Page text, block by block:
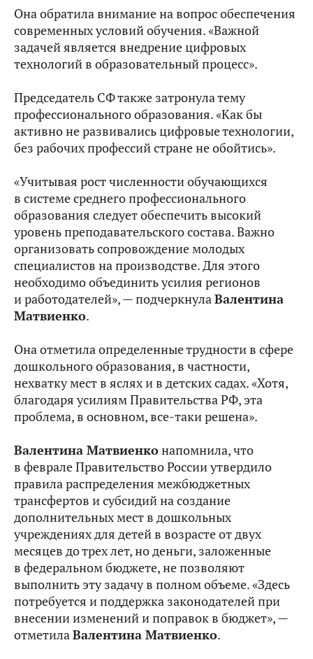
Она обратила внимание на вопрос обеспечения
современных условий обучения. «Важной
задачей является внедрение цифровых
технологий в образовательный процесс».
Председатель СФ также затронула тему
профессионального образования. «Как бы
активно не развивались цифровые технологии,
без рабочих профессий стране не обойтись».
«Учитывая рост численности обучающихся
в системе среднего профессионального
образования следует обеспечить высокий
уровень преподавательского состава. Важно
организовать сопровождение молодых
специалистов на производстве. Для этого
необходимо объединить усилия регионов
и работодателей», — подчеркнула Валентина
Матвиенко.
Она отметила определенные трудности в сфере
дошкольного образования, в частности,
нехватку мест в яслях и в детских садах. «Хотя,
благодаря усилиям Правительства РФ, эта
проблема, в основном, все‑таки решена».
Валентина Матвиенконапомнила, что
в феврале Правительство России утвердило
правила распределения межбюджетных
трансфертов и субсидий на создание
дополнительных мест в дошкольных
учреждениях для детей в возрасте от двух
месяцев до трех лет, но деньги, заложенные
в федеральном бюджете, не позволяют
выполнить эту задачу в полном объеме. «Здесь
потребуется и поддержка законодателей при
внесении изменений и поправок в бюджет», —
отметила Валентина Матвиенко.